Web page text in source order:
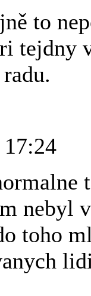
to
tejdny
17:24
nebyl
toho